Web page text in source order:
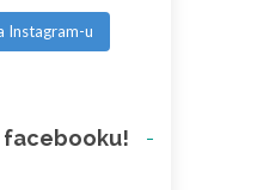
Instagram-u
facebooku!